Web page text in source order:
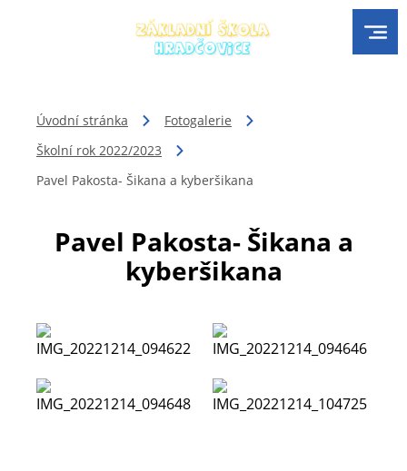
Úvodní stránka
Fotogalerie
Školní rok 2022/2023
Pavel Pakosta- Šikana a kyberšikana
Pavel Pakosta- Šikana a
kyberšikana